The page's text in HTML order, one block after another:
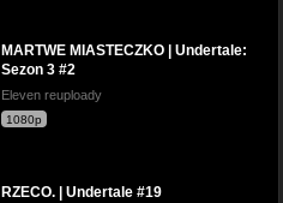
MARTWE MIASTECZKO | Undertale:
Sezon 3 #2
Eleven reuploady
1080p
RZECO. | Undertale #19